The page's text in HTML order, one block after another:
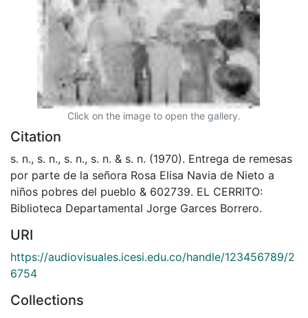
Click on the image to open the gallery.
Citation
s. n., s. n., s. n., s. n. & s. n. (1970). Entrega de remesas
por parte de la señora Rosa Elisa Navia de Nieto a
niños pobres del pueblo & 602739. EL CERRITO:
Biblioteca Departamental Jorge Garces Borrero.
URI
https://audiovisuales.icesi.edu.co/handle/123456789/2
6754
Collections